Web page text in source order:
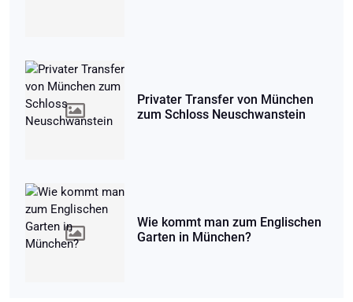
Privater Transfer von München
zum Schloss Neuschwanstein
Wie kommt man zum Englischen
Garten in München?